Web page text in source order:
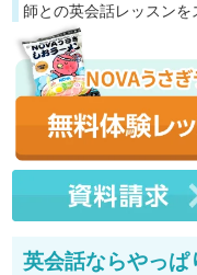
師との英会話レッスンを
英会話ならやっぱ